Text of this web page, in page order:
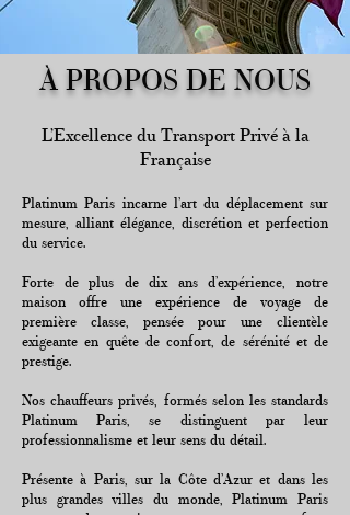
À PROPOS DE NOUS
L’Excellence du Transport Privé à la
Française
Platinum Paris incarne l’art du déplacement sur
mesure, alliant élégance, discrétion et perfection
du service.
Forte de plus de dix ans d’expérience, notre
maison offre une expérience de voyage de
première classe, pensée pour une clientèle
exigeante en quête de confort, de sérénité et de
prestige.
Nos chauffeurs privés, formés selon les standards
Platinum Paris, se distinguent par leur
professionnalisme et leur sens du détail.
Présente à Paris, sur la Côte d’Azur et dans les
plus grandes villes du monde, Platinum Paris